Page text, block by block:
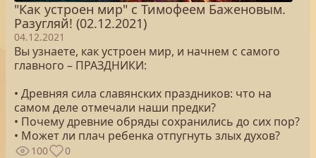
"Как устроен мир" с Тимофеем Баженовым.
Разугляй! (02.12.2021)
04.12.2021
Вы узнаете, как устроен мир, и начнем с самого
главного – ПРАЗДНИКИ:
• Древняя сила славянских праздников: что на
самом деле отмечали наши предки?
• Почему древние обряды сохранились до сих пор?
• Может ли плач ребенка отпугнуть злых духов?
100 0